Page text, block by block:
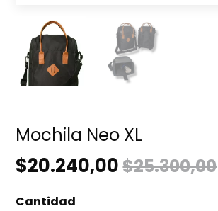
Mochila Neo XL
$20.240,00$25.300,00
Cantidad